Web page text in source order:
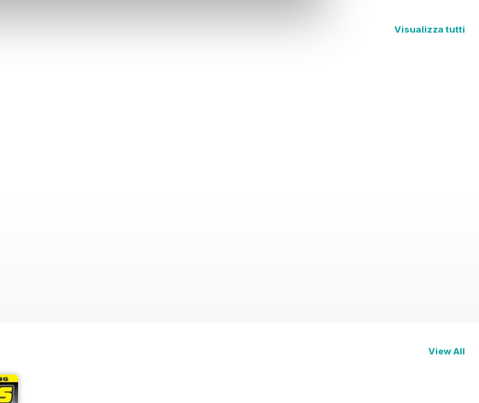
Visualizza tutti
View All